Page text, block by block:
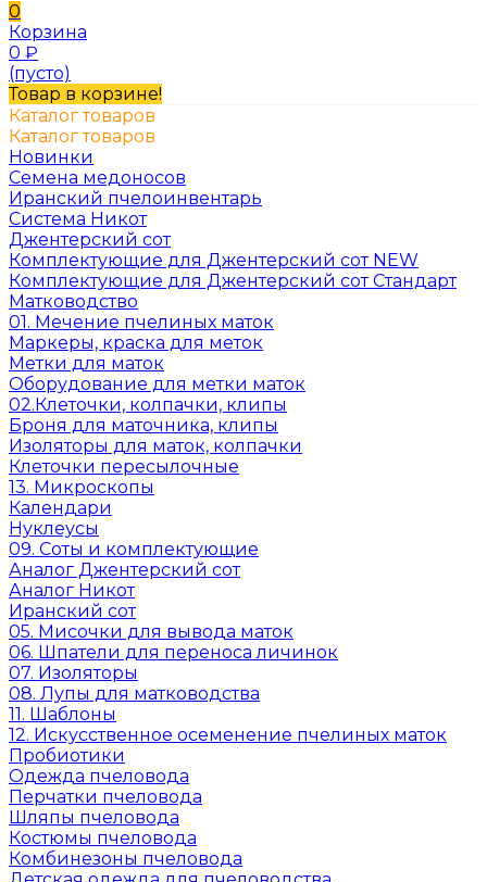
0
Корзина
0 ₽
(пусто)
Товар в корзине!
Каталог товаров
Каталог товаров
Новинки
Семена медоносов
Иранский пчелоинвентарь
Система Никот
Джентерский сот
Комплектующие для Джентерский сот NEW
Комплектующие для Джентерский сот Стандарт
Матководство
01. Мечение пчелиных маток
Маркеры, краска для меток
Метки для маток
Оборудование для метки маток
02.Клеточки, колпачки, клипы
Броня для маточника, клипы
Изоляторы для маток, колпачки
Клеточки пересылочные
13. Микроскопы
Календари
Нуклеусы
09. Соты и комплектующие
Аналог Джентерский сот
Аналог Никот
Иранский сот
05. Мисочки для вывода маток
06. Шпатели для переноса личинок
07. Изоляторы
08. Лупы для матководства
11. Шаблоны
12. Искусственное осеменение пчелиных маток
Пробиотики
Одежда пчеловода
Перчатки пчеловода
Шляпы пчеловода
Костюмы пчеловода
Комбинезоны пчеловода